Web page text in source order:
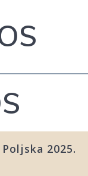
Poljska 2025.